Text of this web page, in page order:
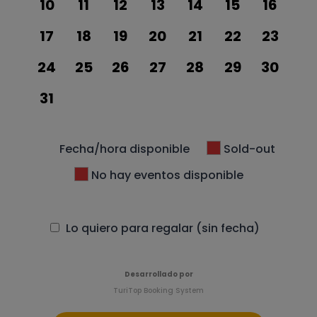
10
11 12 13 14 15
16
17
18 19 20 21 22
23
24
25 26 27 28 29
30
31
Fecha/hora disponible
Sold-out
No hay eventos disponible
Lo quiero para regalar (sin fecha)
Desarrollado por
TuriTop Booking System